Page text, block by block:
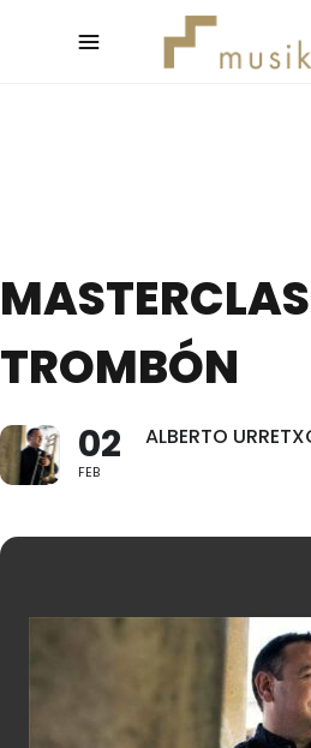
TROMBÓN
02
FEB
ALBERTO